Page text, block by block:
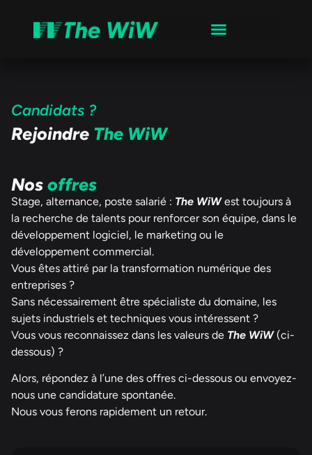
Candidats ?
Rejoindre The WiW
Nos offres
Stage, alternance, poste salarié : The WiWest toujours à
la recherche de talents pour renforcer son équipe, dans le
développement logiciel, le marketing ou le
développement commercial.
Vous êtes attiré par la transformation numérique des
entreprises ?
Sans nécessairement être spécialiste du domaine, les
sujets industriels et techniques vous intéressent ?
Vous vous reconnaissez dans les valeurs de The WiW(ci-
dessous) ?
Alors, répondez à l’une des offres ci-dessous ou envoyez-
nous une candidature spontanée.
Nous vous ferons rapidement un retour.